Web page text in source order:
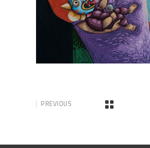
PREVIOUS